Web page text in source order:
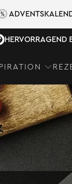
HERVORRAGEND